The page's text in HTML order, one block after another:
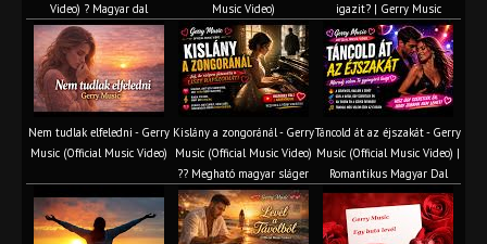
Video) ? Magyar dal
Music Video)
igazit? | Gerry Music
Nem tudlak elfeledni - Gerry
Music (Official Music Video)
Kislány a zongoránál - Gerry
Music (Official Music Video)
?? Megható magyar sláger
Táncold át az éjszakát - Gerry
Music (Official Music Video) |
Romantikus Magyar Dal